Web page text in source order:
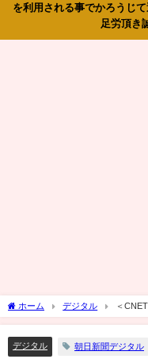
を利用される事でかろうじ
足労頂き
ホーム デジタル
＜
れる問題を修正するアップデート
デジタル 朝日新聞デジタル